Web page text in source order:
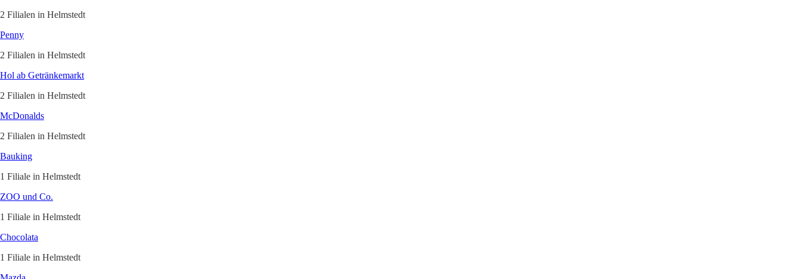
2 Filialen in Helmstedt
Penny
2 Filialen in Helmstedt
Hol ab Getränkemarkt
2 Filialen in Helmstedt
McDonalds
2 Filialen in Helmstedt
Bauking
1 Filiale in Helmstedt
ZOO und Co.
1 Filiale in Helmstedt
Chocolata
1 Filiale in Helmstedt